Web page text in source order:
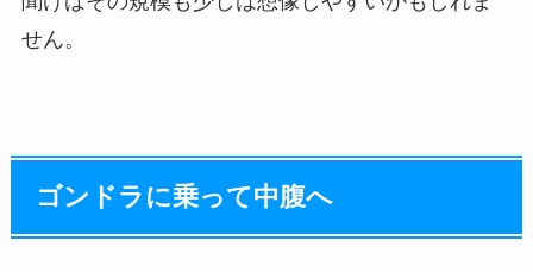
せん。
ゴンドラに乗って中腹へ